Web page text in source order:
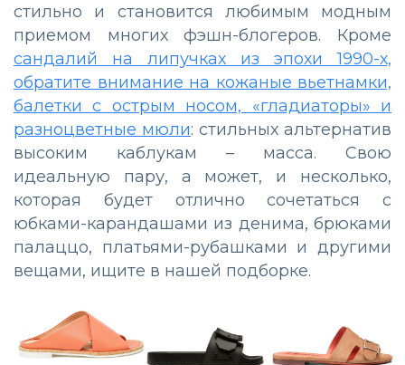
стильно и становится любимым модным
приемом многих фэшн-блогеров. Кроме
сандалий на липучках из эпохи 1990-х,
обратите внимание на кожаные вьетнамки,
балетки с острым носом, «гладиаторы» и
разноцветные мюли: стильных альтернатив
высоким каблукам – масса. Свою
идеальную пару, а может, и несколько,
которая будет отлично сочетаться с
юбками-карандашами из денима, брюками
палаццо, платьями-рубашками и другими
вещами, ищите в нашей подборке.